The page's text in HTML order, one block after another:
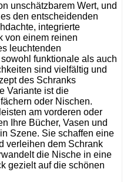
unschätzbarem Wert, und
den entscheidenden
integrierte
von einem reinen
leuchtenden
funktionale als auch
sind vielfältig und
des Schranks
Variante ist die
oder Nischen.
am vorderen oder
Ihre Bücher, Vasen und
Szene. Sie schaffen eine
verleihen dem Schrank
die Nische in eine
gezielt auf die schönen